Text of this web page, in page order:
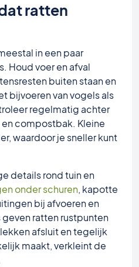
ratten
in een paar
Houd voer en afval
buiten staan en
bijvoeren van vogels als
regelmatig achter
compostbak. Kleine
waardoor je sneller kunt
details rond tuin en
onder schuren, kapotte
bij afvoeren en
ratten rustpunten
afsluit en tegelijk
maakt, verkleint de